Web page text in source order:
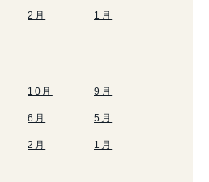
2月 1月
10月 9月
6月 5月
2月 1月